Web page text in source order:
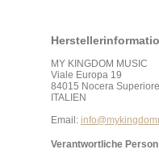
MY KINGDOM MUSIC
Viale Europa 19
84015 Nocera
ITALIEN
Email:
Verantwortliche Person